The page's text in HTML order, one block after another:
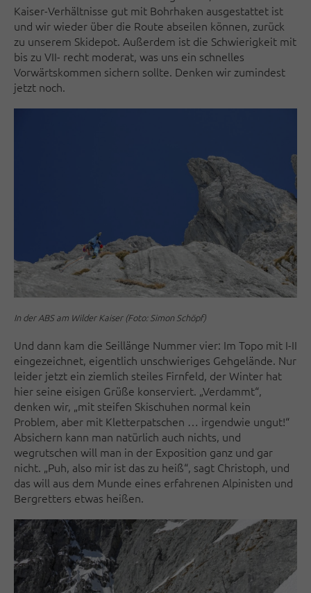
Kaiser-Verhältnisse gut mit Bohrhaken ausgestattet ist
und wir wieder über die Route abseilen können, zurück
zu unserem Skidepot. Außerdem ist die Schwierigkeit mit
bis zu VII- recht moderat, was uns ein schnelles
Vorwärtskommen sichern sollte. Denken wir zumindest
jetzt noch.
In der ABS am Wilder Kaiser (Foto: Simon Schöpf)
Und dann kam die Seillänge Nummer vier: Im Topo mit I-II
eingezeichnet, eigentlich unschwieriges Gehgelände. Nur
leider jetzt ein ziemlich steiles Firnfeld, der Winter hat
hier seine eisigen Grüße konserviert. „Verdammt“,
denken wir, „mit steifen Skischuhen normal kein
Problem, aber mit Kletterpatschen … irgendwie ungut!“
Absichern kann man natürlich auch nichts, und
wegrutschen will man in der Exposition ganz und gar
nicht. „Puh, also mir ist das zu heiß“, sagt Christoph, und
das will aus dem Munde eines erfahrenen Alpinisten und
Bergretters etwas heißen.